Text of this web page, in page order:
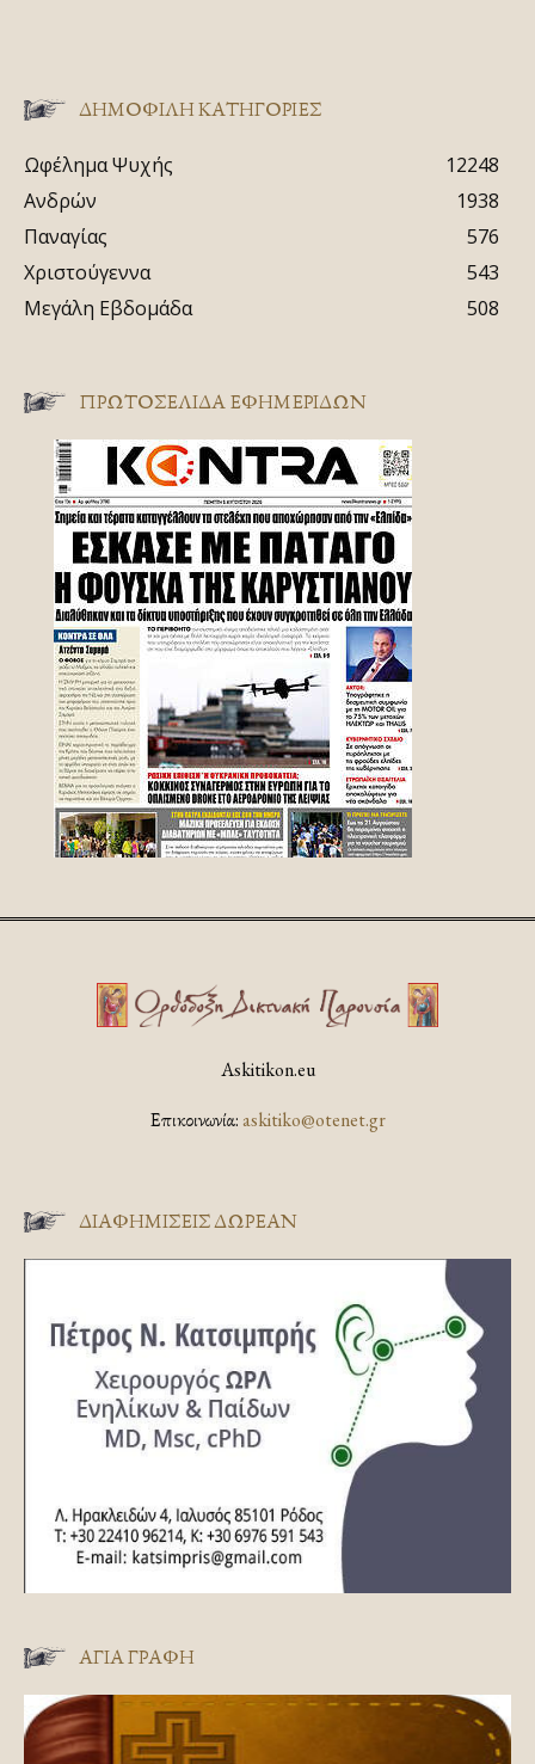
ΔΗΜΟΦΙΛΗ ΚΑΤΗΓΟΡΙΕΣ
Ωφέλημα Ψυχής
12248
Ανδρών
1938
Παναγίας
576
Χριστούγεννα
543
Μεγάλη Εβδομάδα
508
ΠΡΩΤΟΣΈΛΙΔΑ ΕΦΗΜΕΡΊΔΩΝ
Askitikon.eu
Επικοινωνία:askitiko@otenet.gr
ΔΙΑΦΗΜΊΣΕΙΣ ΔΩΡΕΆΝ
ΑΓΊΑ ΓΡΑΦΉ